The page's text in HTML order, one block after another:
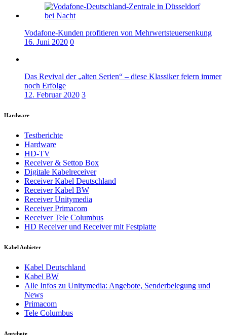
Vodafone-Kunden profitieren von Mehrwertsteuersenkung
16. Juni 2020 0
Das Revival der „alten Serien“ – diese Klassiker feiern immer
noch Erfolge
12. Februar 2020 3
Hardware
Testberichte
Hardware
HD-TV
Receiver & Settop Box
Digitale Kabelreceiver
Receiver Kabel Deutschland
Receiver Kabel BW
Receiver Unitymedia
Receiver Primacom
Receiver Tele Columbus
HD Receiver und Receiver mit Festplatte
Kabel Anbieter
Kabel Deutschland
Kabel BW
Alle Infos zu Unitymedia: Angebote, Senderbelegung und
News
Primacom
Tele Columbus
Angebote